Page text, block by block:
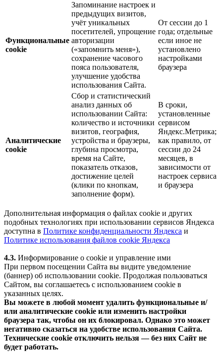
Функциональные
cookie
Запоминание настроек и
предыдущих визитов,
учёт уникальных
посетителей, упрощение
авторизации
(«запомнить меня»),
сохранение часового
пояса пользователя,
улучшение удобства
использования Сайта.
От сессии до 1
года; отдельные
если иное не
установлено
настройками
браузера
Аналитические
cookie
Сбор и статистический
анализ данных об
использовании Сайта:
количество и источники
визитов, география,
устройства и браузеры,
глубина просмотра,
время на Сайте,
показатель отказов,
достижение целей
(клики по кнопкам,
заполнение форм).
В сроки,
установленные
сервисом
Яндекс.Метрика;
как правило, от
сессии до 24
месяцев, в
зависимости от
настроек сервиса
и браузера
Дополнительная информация о файлах cookie и других
подобных технологиях при использовании сервисов Яндекса
доступна в Политике конфиденциальности Яндекса и
Политике использования файлов cookie Яндекса
4.3. Информирование о cookie и управление ими
При первом посещении Сайта вы видите уведомление
(баннер) об использовании cookie. Продолжая пользоваться
Сайтом, вы соглашаетесь с использованием cookie в
указанных целях.
Вы можете в любой момент удалить функциональные и/
или аналитические cookie или изменить настройки
браузера так, чтобы он их блокировал. Однако это может
негативно сказаться на удобстве использования Сайта.
Технические cookie отключить нельзя — без них Сайт не
будет работать.